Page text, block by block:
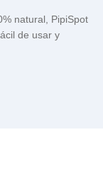
natural, PipiSpot
de usar y